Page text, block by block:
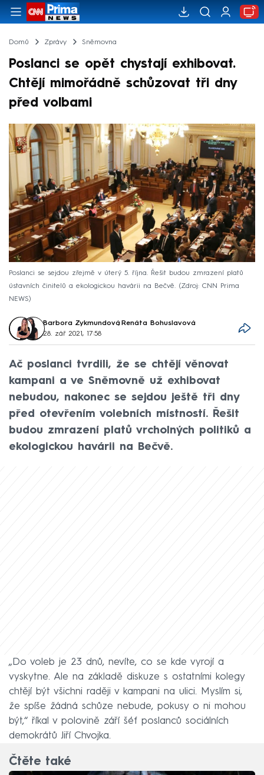
Domů Zprávy Sněmovna
Poslanci se opět chystají exhibovat.
Chtějí mimořádně schůzovat tři dny
před volbami
Poslanci se sejdou zřejmě v úterý 5. října. Řešit budou zmrazení platů
ústavních činitelů a ekologickou havárii na Bečvě.
Zdroj: CNN Prima
NEWS
Barbora Zykmundová, Renáta Bohuslavová
28. zář 2021, 17:58
Ač poslanci tvrdili, že se chtějí věnovat
kampani a ve Sněmovně už exhibovat
nebudou, nakonec se sejdou ještě tři dny
před otevřením volebních místností. Řešit
budou zmrazení platů vrcholných politiků a
ekologickou havárii na Bečvě.
„Do voleb je 23 dnů, nevíte, co se kde vyrojí a
vyskytne. Ale na základě diskuze s ostatními kolegy
chtějí být všichni raději v kampani na ulici. Myslím si,
že spíše žádná schůze nebude, pokusy o ni mohou
být,“ říkal v polovině září šéf poslanců sociálních
demokrátů Jiří Chvojka.
Čtěte také